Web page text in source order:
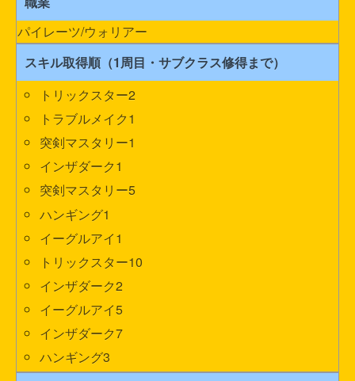
パイレーツ/ウォリアー
スキル取得順（1周目・サブクラス修得まで）
トリックスター2
トラブルメイク1
突剣マスタリー1
インザダーク1
突剣マスタリー5
ハンギング1
イーグルアイ1
トリックスター10
インザダーク2
イーグルアイ5
インザダーク7
ハンギング3